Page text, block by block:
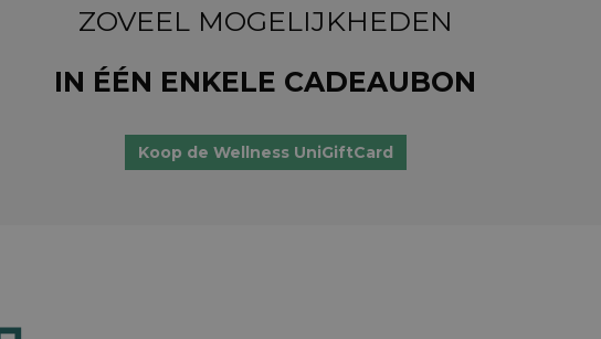
ZOVEEL MOGELIJKHEDEN
IN ÉÉN ENKELE CADEAUBON
Koop de Wellness UniGiftCard